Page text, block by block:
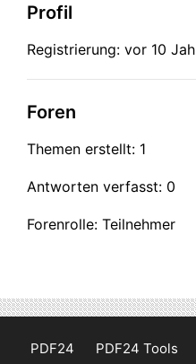
Profil
Registrierung: vor 10
Foren
Themen erstellt: 1
Antworten verfasst: 0
Forenrolle: Teilnehmer
PDF24 PDF24 Tools